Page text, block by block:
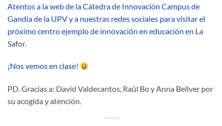
Atentos a la web de la Cátedra de Innovación Campus de
Gandia de la UPV y a nuestras redes sociales para visitar el
próximo centro ejemplo de innovación en educación en La
Safor.
¡Nos vemos en clase!
PD. Gracias a: David Valdecantos, Raül Bo y Anna Bellver por
su acogida y atención.